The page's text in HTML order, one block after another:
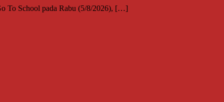
To School pada Rabu (5/8/2026), […]